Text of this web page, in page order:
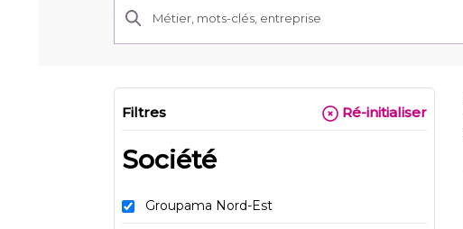
Filtres Ré-initialiser
Société
Groupama Nord-Est